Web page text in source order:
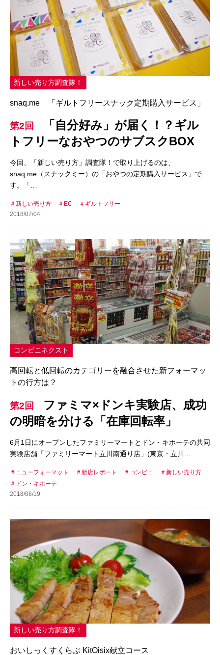
新しい売り方調査隊！
snaq.me 「ギルトフリースナック定期購入サービス」
第2回
「自分好み」が届く！？ギル
トフリーなおやつのサブスクBOX
今回、「新しい売り方」調査隊！で取り上げるのは、
snaq.me（スナックミー）の「おやつの定期購入サービス」で
す。「…
新しい売り方 EC
ギルトフリー
2018/07/04
コンビニネクスト
高回転と低回転のカテゴリーを融合させた新フォーマッ
トの行方は？
第2回
ファミマ×ドンキ実験店、成功
の明暗を分ける「在庫回転率」
6月1日にオープンしたファミリーマートとドン・キホーテの共同
実験店舗「ファミリーマート立川南通り店」(東京・立川…
ニューフォーマット 新店レポート コンビニ
新しい売り方
ドン・キホーテ
2018/06/19
新しい売り方調査隊！
おいしっくすくらぶ KitOisix献立コース